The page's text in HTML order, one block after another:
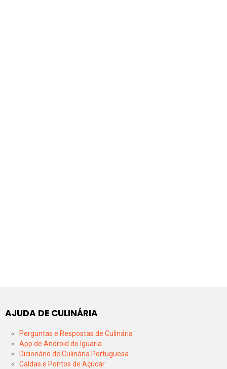
AJUDA DE CULINÁRIA
Perguntas e Respostas de Culinária
App de Android do Iguaria
Dicionário de Culinária Portuguesa
Caldas e Pontos de Açúcar